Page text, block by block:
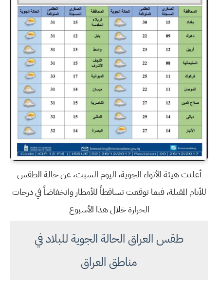
أعلنت هيئة الأنواء الجوية، اليوم السبت، عن حالة الطقس
للأيام المقبلة، فيما توقعت تساقطاً للأمطار وانخفاضاً في درجات
الحرارة خلال هذا الأسبوع
طقس العراق الحالة الجوية للبلاد في
مناطق العراق